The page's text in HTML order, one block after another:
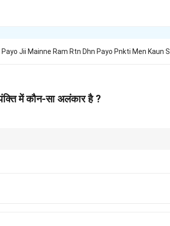
Payo Jii Mainne Ram Rtn Dhn Payo Pnkti Men Kaun S
में कौन-सा अलंकार है ?